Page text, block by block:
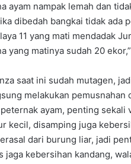
ayam nampak lemah dan
dibedah bangkai tidak ada
11 yang mati mendadak
yang matinya sudah 20
saat ini sudah mutagen,
melakukan pemusnahan
ayam, penting sekali
kecil, disamping juga
dari burung liar, jadi
kebersihan kandang,